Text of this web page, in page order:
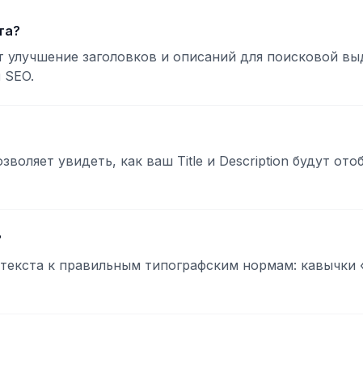
заголовков и описаний для поисковой
увидеть, как ваш Title и Description будут
к правильным типографским нормам: